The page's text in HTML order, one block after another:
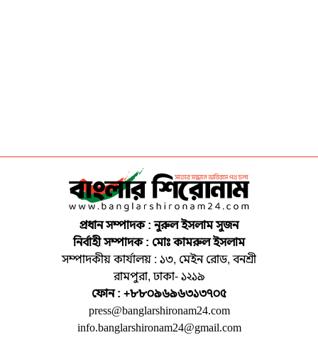
প্রধান সম্পাদক : নুরুল ইসলাম সুজন
নির্বাহী সম্পাদক : মোঃ কামরুল ইসলাম
সম্পাদকীয় কার্যালয় : ১৩, মেইন রোড, বনশ্রী
রামপুরা, ঢাকা- ১২১৯
ফোন : +৮৮০৯৬৯৬৩১৩৭০৫
press@banglarshironam24.com
info.banglarshironam24@gmail.com